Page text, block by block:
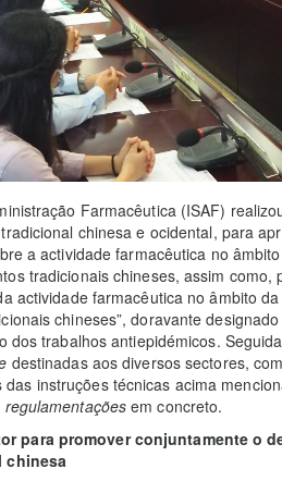
Farmacêutica (ISAF)
chinesa e ocidental, para
a actividade farmacêutica no
tradicionais chineses, assim como,
actividade farmacêutica no âmbito
chineses”, doravante
dos trabalhos antiepidémicos.
destinadas aos diversos sectores,
instruções técnicas acima
regulamentações em concreto.
para promover conjuntamente o
chinesa